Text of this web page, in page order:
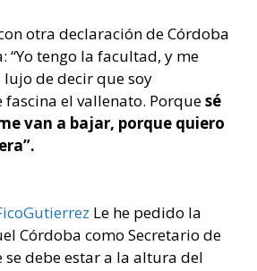
otra declaración de Córdoba
“Yo tengo la facultad, y me
de decir que soy
el vallenato. Porquesé
van a bajar, porque quiero
Le he pedido la
Córdoba como Secretario de
debe estar a la altura del